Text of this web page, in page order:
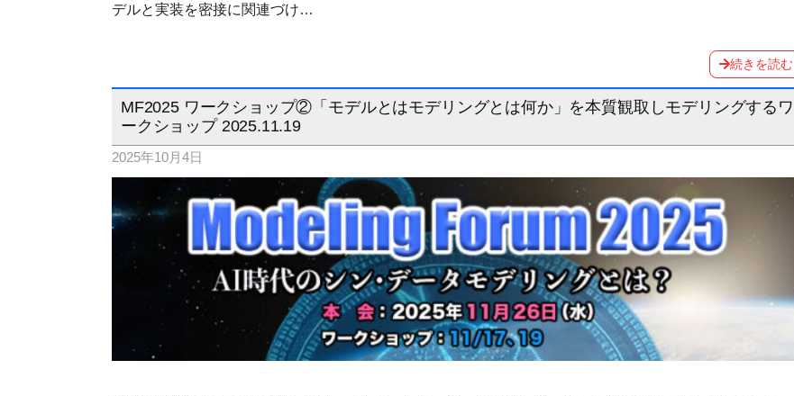
デルと実装を密接に関連づけ…
続きを読む
MF2025 ワークショップ②「モデルとはモデリングとは何か」を本質観取しモデリングするワ
ークショップ 2025.11.19
2025年10月4日